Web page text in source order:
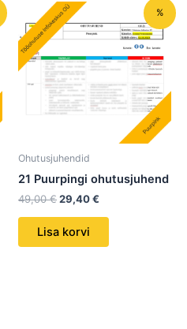
%
Ohutusjuhendid
21 Puurpingi ohutusjuhend
49,00€
Algne
hind
oli:
29,40€
Praegune
hind
on:
29,40 €.
Lisa korvi